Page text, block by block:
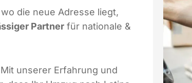
die neue Adresse liegt,
Partner für nationale &
unserer Erfahrung und